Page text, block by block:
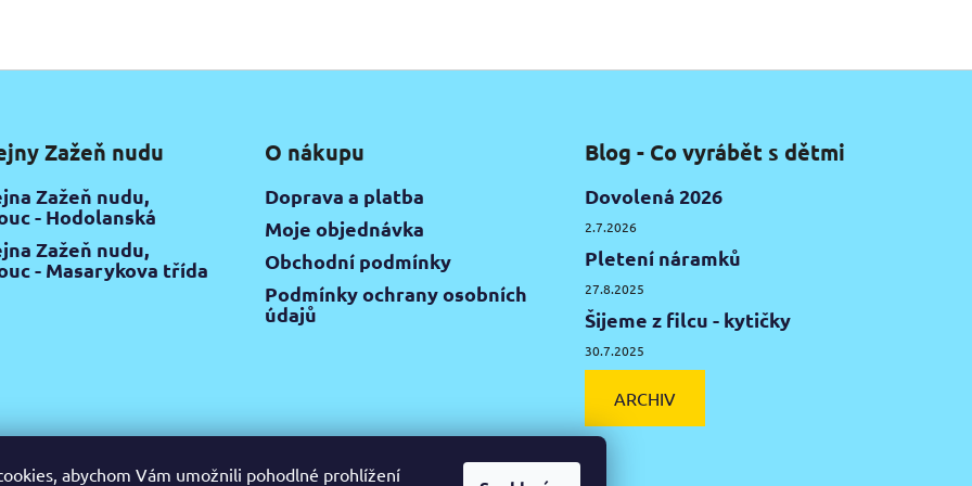
abychom Vám umožnili pohodlné prohlížení
Zažeň nudu
Zažeň nudu,
- Hodolanská
Zažeň nudu,
- Masarykova třída
O nákupu
Doprava a platba
Moje objednávka
Obchodní podmínky
Podmínky ochrany osobních
údajů
Blog - Co vyrábět s dětmi
Dovolená 2026
2.7.2026
Pletení náramků
27.8.2025
Šijeme z filcu - kytičky
30.7.2025
ARCHIV